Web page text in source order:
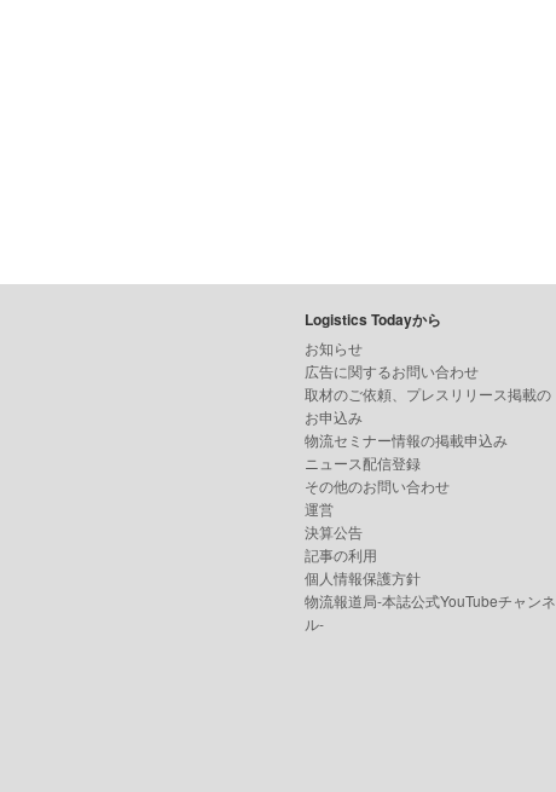
Logistics Todayから
お知らせ
広告に関するお問い合わせ
取材のご依頼、プレスリリース掲載の
お申込み
物流セミナー情報の掲載申込み
ニュース配信登録
その他のお問い合わせ
運営
決算公告
記事の利用
個人情報保護方針
物流報道局-本誌公式YouTubeチャンネ
ル-